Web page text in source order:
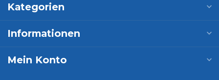
Kategorien
Informationen
Mein Konto